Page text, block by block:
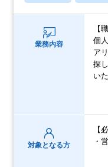
業務内容
【
個
ア
探
い
対象となる方
【
・